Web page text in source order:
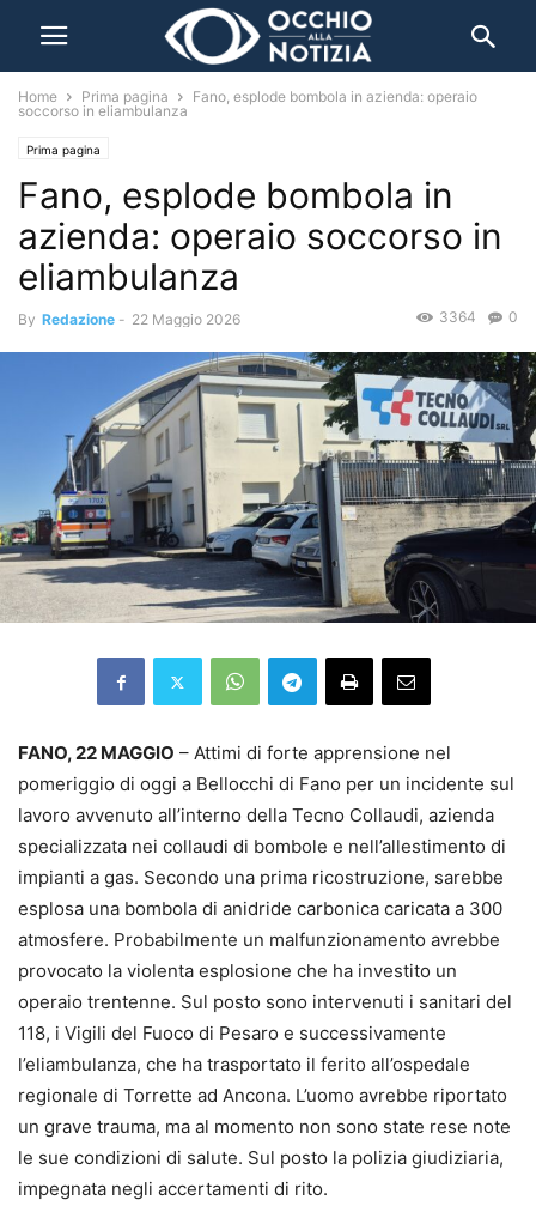
Home Prima pagina
Fano, esplode bombola in azienda: operaio
soccorso in eliambulanza
Prima pagina
Fano, esplode bombola in
azienda: operaio soccorso in
eliambulanza
By Redazione - 22 Maggio 2026 0
3364
FANO, 22 MAGGIO – Attimi di forte apprensione nel
pomeriggio di oggi a Bellocchi di Fano per un incidente sul
lavoro avvenuto all’interno della Tecno Collaudi, azienda
specializzata nei collaudi di bombole e nell’allestimento di
impianti a gas. Secondo una prima ricostruzione, sarebbe
esplosa una bombola di anidride carbonica caricata a 300
atmosfere. Probabilmente un malfunzionamento avrebbe
provocato la violenta esplosione che ha investito un
operaio trentenne. Sul posto sono intervenuti i sanitari del
118, i Vigili del Fuoco di Pesaro e successivamente
l’eliambulanza, che ha trasportato il ferito all’ospedale
regionale di Torrette ad Ancona. L’uomo avrebbe riportato
un grave trauma, ma al momento non sono state rese note
le sue condizioni di salute. Sul posto la polizia giudiziaria,
impegnata negli accertamenti di rito.